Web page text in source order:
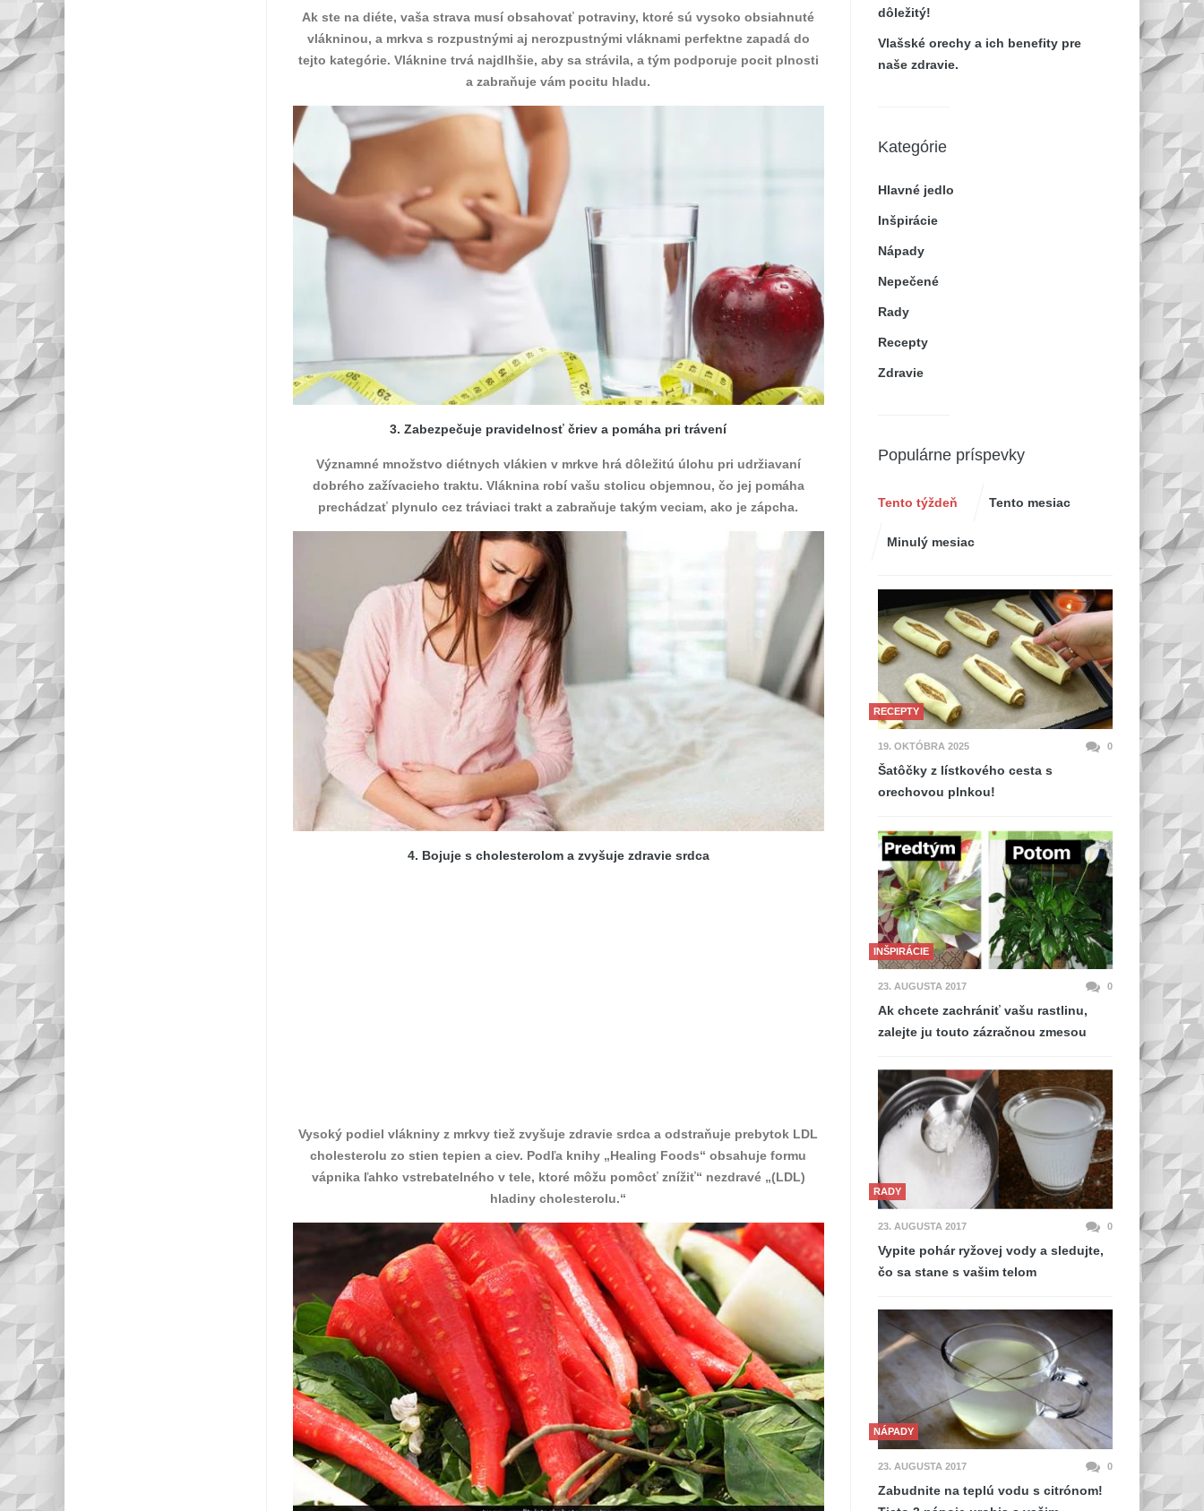
Ak ste na diéte, vaša strava musí obsahovať potraviny, ktoré sú vysoko obsiahnuté
vlákninou, a mrkva s rozpustnými aj nerozpustnými vláknami perfektne zapadá do
tejto kategórie. Vláknine trvá najdlhšie, aby sa strávila, a tým podporuje pocit plnosti
a zabraňuje vám pocitu hladu.
3. Zabezpečuje pravidelnosť čriev a pomáha pri trávení
Významné množstvo diétnych vlákien v mrkve hrá dôležitú úlohu pri udržiavaní
dobrého zažívacieho traktu. Vláknina robí vašu stolicu objemnou, čo jej pomáha
prechádzať plynulo cez tráviaci trakt a zabraňuje takým veciam, ako je zápcha.
4. Bojuje s cholesterolom a zvyšuje zdravie srdca
Vysoký podiel vlákniny z mrkvy tiež zvyšuje zdravie srdca a odstraňuje prebytok LDL
cholesterolu zo stien tepien a ciev. Podľa knihy „Healing Foods“ obsahuje formu
vápnika ľahko vstrebatelného v tele, ktoré môžu pomôcť znížiť“ nezdravé „(LDL)
hladiny cholesterolu.“
dôležitý!
Vlašské orechy a ich benefity pre
naše zdravie.
Kategórie
Hlavné jedlo
Inšpirácie
Nápady
Nepečené
Rady
Recepty
Zdravie
Populárne príspevky
Tento týždeň Tento mesiac
Minulý mesiac
RECEPTY
19. OKTÓBRA 2025 0
Šatôčky z lístkového cesta s
orechovou plnkou!
INŠPIRÁCIE
23. AUGUSTA 2017 0
Ak chcete zachrániť vašu rastlinu,
zalejte ju touto zázračnou zmesou
RADY
23. AUGUSTA 2017 0
Vypite pohár ryžovej vody a sledujte,
čo sa stane s vašim telom
NÁPADY
23. AUGUSTA 2017 0
Zabudnite na teplú vodu s citrónom!